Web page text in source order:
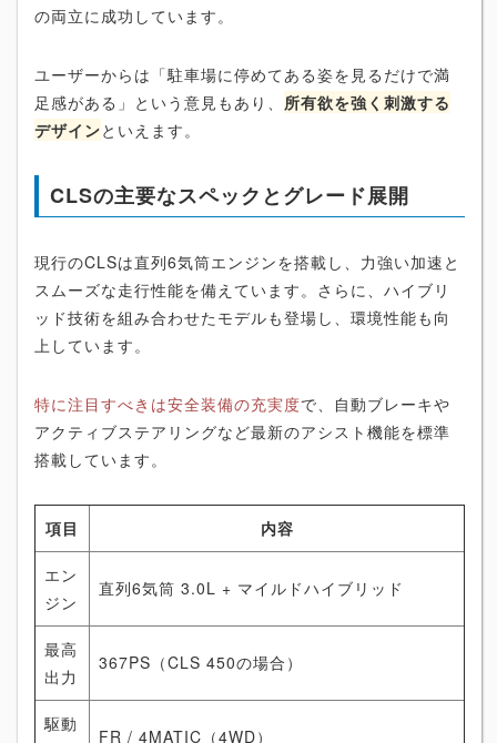
の両立に成功しています。
ユーザーからは「駐車場に停めてある姿を見るだけで満
足感がある」という意見もあり、 所有欲を強く刺激する
デザインといえます。
CLSの主要なスペックとグレード展開
現行のCLSは直列6気筒エンジンを搭載し、力強い加速と
スムーズな走行性能を備えています。さらに、ハイブリ
ッド技術を組み合わせたモデルも登場し、環境性能も向
上しています。
特に注目すべきは安全装備の充実度で、自動ブレーキや
アクティブステアリングなど最新のアシスト機能を標準
搭載しています。
項目 内容
エン
ジン
直列6気筒 3.0L + マイルドハイブリッド
最高
出力
367PS（CLS 450の場合）
駆動
FR / 4MATIC（4WD）